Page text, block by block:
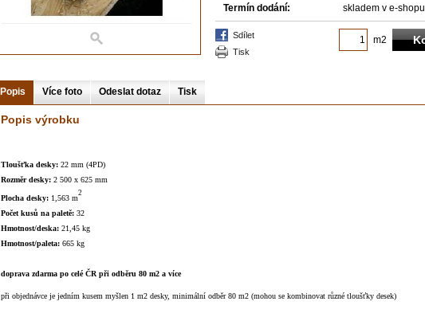
Termín dodání: skladem v e-shopu
sdílet
tisk
m2
Popis Více foto Odeslat dotaz Tisk
Popis výrobku
Tloušťka desky: 22 mm (4PD)
Rozměr desky: 2 500 x 625 mm
Plocha desky: 1,563 m
2
Počet kusů na paletě: 32
Hmotnost/deska: 21,45 kg
Hmotnost/paleta: 665 kg
doprava zdarma po celé ČR při odběru 80 m2 a více
při objednávce je jedním kusem myšlen 1 m2 desky, minimální odběr 80 m2 (mohou se kombinovat různé tloušťky desek)